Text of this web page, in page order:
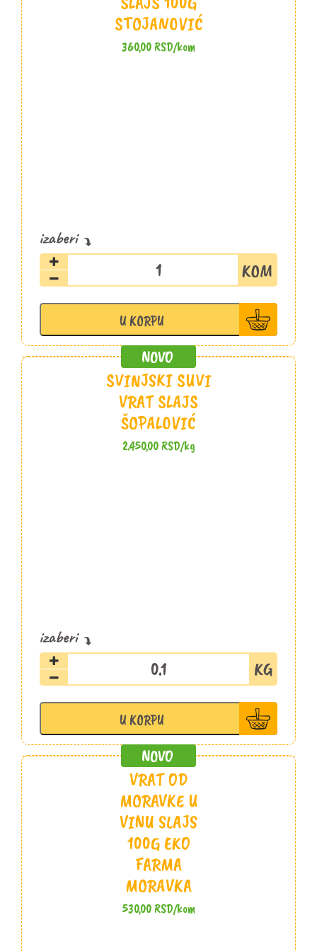
STOJANOVIĆ
360,00RSD/kom
Svinjski
file
100g
Stojanović
količina
U KORPU
SVINJSKI SUVI
VRAT SLAJS
ŠOPALOVIĆ
2.450,00RSD/kg
Svinjski
suvi
slajs
Šopalović
količina
U KORPU
VRAT OD
MORAVKE U
VINU SLAJS
100G EKO
FARMA
MORAVKA
530,00RSD/kom